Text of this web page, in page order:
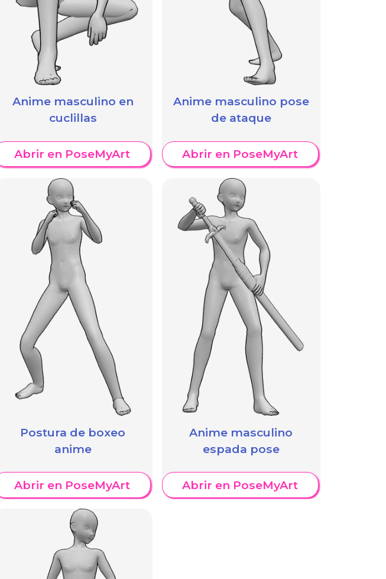
Anime masculino en
cuclillas
Abrir en PoseMyArt
Postura de boxeo
anime
Abrir en PoseMyArt
Anime masculino pose
de ataque
Abrir en PoseMyArt
Anime masculino
espada pose
Abrir en PoseMyArt